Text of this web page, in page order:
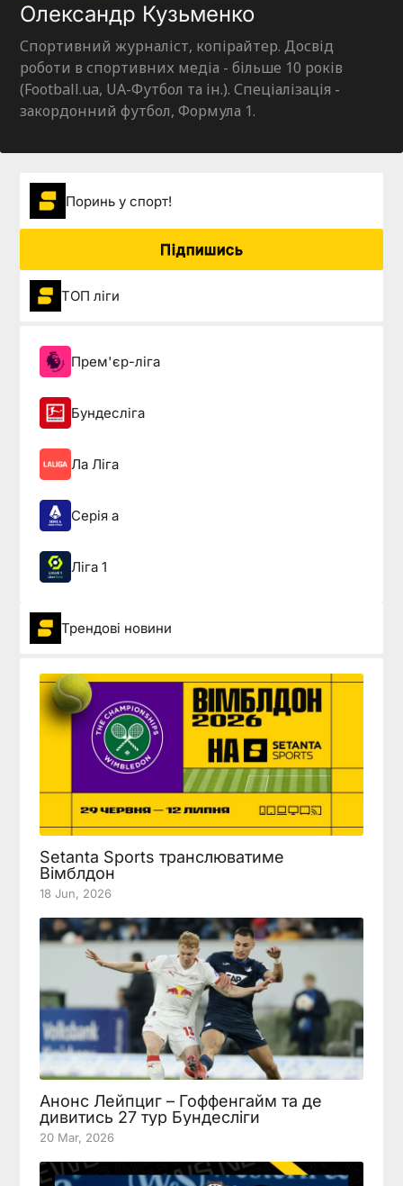
Олександр Кузьменко
Спортивний журналіст, копірайтер. Досвід
роботи в спортивних медіа - більше 10 років
(Football.ua, UA-Футбол та ін.). Спеціалізація -
закордонний футбол, Формула 1.
Поринь у спорт!
Підпишись
ТОП ліги
Прем'єр-ліга
Бундесліга
Ла Ліга
Серія а
Ліга 1
Трендові новини
Setanta Sports транслюватиме
Вімблдон
18 Jun, 2026
Анонс Лейпциг – Гоффенгайм та де
дивитись 27 тур Бундесліги
20 Mar, 2026